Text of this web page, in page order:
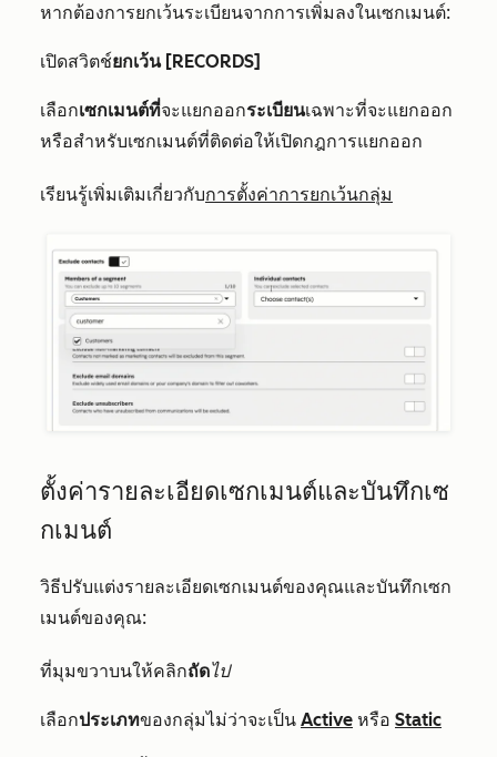
หากต้องการยกเว้นระเบียนจากการเพิ่มลงในเซกเมนต์:
เปิดสวิตช์ยกเว้น [RECORDS]
เลือกเซกเมนต์ที่จะแยกออกระเบียนเฉพาะที่จะแยกออก
หรือสำหรับเซกเมนต์ที่ติดต่อให้เปิดกฎการแยกออก
เรียนรู้เพิ่มเติมเกี่ยวกับการตั้งค่าการยกเว้นกลุ่ม
ตั้งค่ารายละเอียดเซกเมนต์และบันทึกเซ
กเมนต์
วิธีปรับแต่งรายละเอียดเซกเมนต์ของคุณและบันทึกเซก
เมนต์ของคุณ:
ที่มุมขวาบนให้คลิกถัดไป
เลือกประเภทของกลุ่มไม่ว่าจะเป็น Active หรือ Static